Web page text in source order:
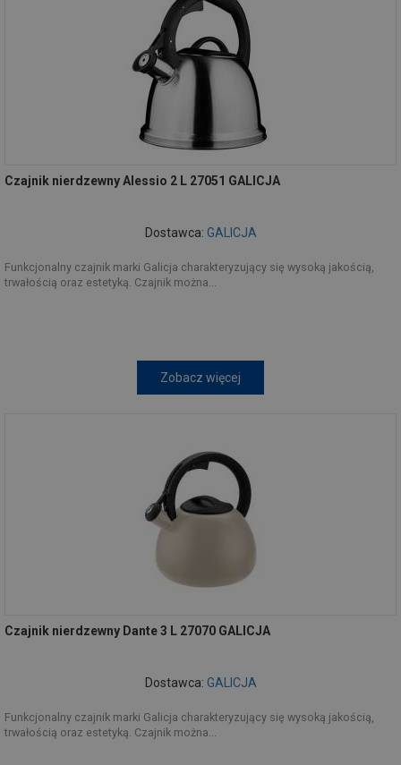
Czajnik nierdzewny Alessio 2 L 27051 GALICJA
Dostawca: GALICJA
Funkcjonalny czajnik marki Galicja charakteryzujący się wysoką jakością,
trwałością oraz estetyką. Czajnik można...
Zobacz więcej
Czajnik nierdzewny Dante 3 L 27070 GALICJA
Dostawca: GALICJA
Funkcjonalny czajnik marki Galicja charakteryzujący się wysoką jakością,
trwałością oraz estetyką. Czajnik można...